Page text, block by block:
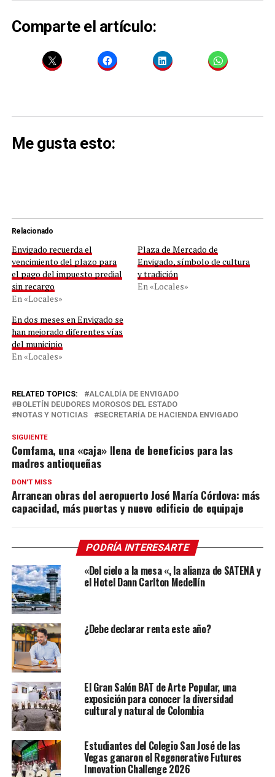
Comparte el artículo:
Me gusta esto:
Relacionado
Envigado recuerda el
vencimiento del plazo para
el pago del impuesto predial
sin recargo
En «Locales»
Plaza de Mercado de
Envigado, símbolo de cultura
y tradición
En «Locales»
En dos meses en Envigado se
han mejorado diferentes vías
del municipio
En «Locales»
RELATED TOPICS:
ALCALDÍA DE ENVIGADO
BOLETÍN DEUDORES MOROSOS DEL ESTADO
NOTAS Y NOTICIAS
SECRETARÍA DE HACIENDA ENVIGADO
SIGUIENTE
Comfama, una «caja» llena de beneficios para las
madres antioqueñas
DON'T MISS
Arrancan obras del aeropuerto José María Córdova: más
capacidad, más puertas y nuevo edificio de equipaje
PODRÍA INTERESARTE
«Del cielo a la mesa «, la alianza de SATENA y
el Hotel Dann Carlton Medellín
¿Debe declarar renta este año?
El Gran Salón BAT de Arte Popular, una
exposición para conocer la diversidad
cultural y natural de Colombia
Estudiantes del Colegio San José de las
Vegas ganaron el Regenerative Futures
Innovation Challenge 2026